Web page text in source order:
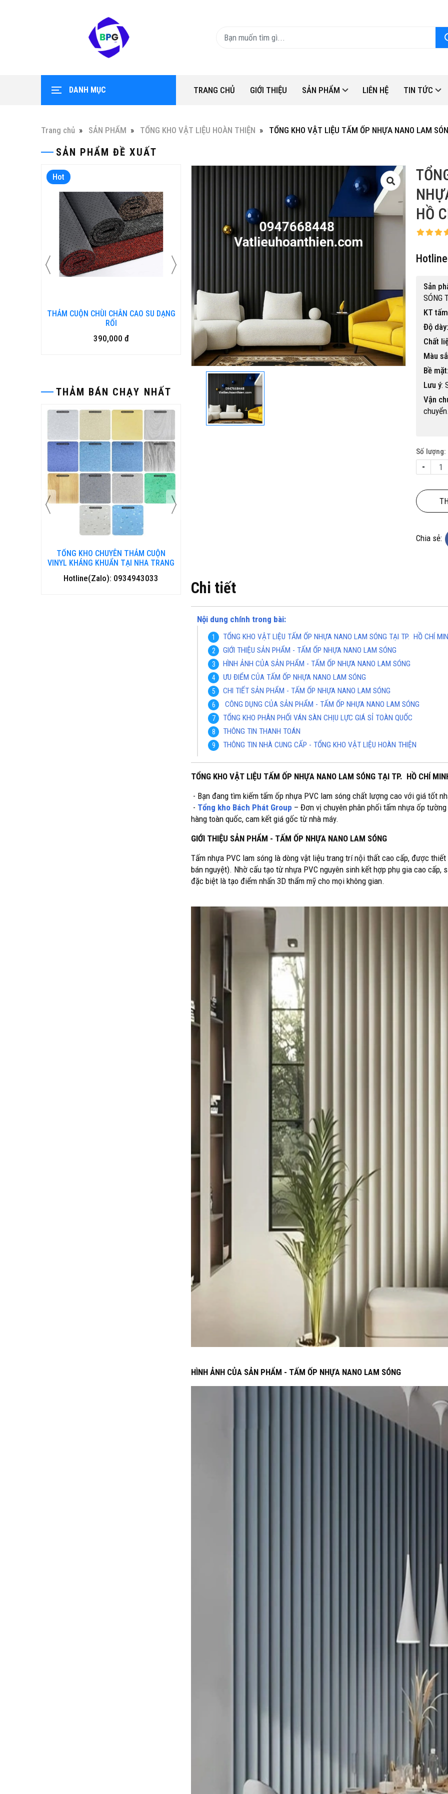
DANH MỤC TRANG CHỦ GIỚI THIỆU SẢN PHẨM LIÊN HỆ TIN TỨC
Trang chủ SẢN PHẨM TỔNG KHO VẬT LIỆU HOÀN THIỆN TỔNG KHO VẬT LIỆU TẤM ỐP NHỰA NANO LAM
SẢN PHẨM ĐỀ XUẤT
Hot
THẢM CUỘN CHÙI CHÂN CAO SU DẠNG
RỐI
390,000 đ
Bàn ghế gỗ nhựa ngoài trời BP-456
15,500,000 đ
THẢM BÁN CHẠY NHẤT
TỔNG KHO CHUYÊN THẢM CUỘN
VINYL KHÁNG KHUẨN TẠI NHA TRANG
Hotline(Zalo): 0934943033 Hotline(Zalo): 0934943033
HỒ
Sản
SÓNG
KT
Độ dày:
Chất
Màu
Bề mặt:
Lưu ý:
Vận
chuyển.
Số lượng:
-
Chia sẻ:
Chi tiết
Nội dung chính trong bài:
TỔNG KHO VẬT LIỆU TẤM ỐP NHỰA NANO LAM SÓNG TẠI TP. HỒ CHÍ
GIỚI THIỆU SẢN PHẨM - TẤM ỐP NHỰA NANO LAM SÓNG
HÌNH ẢNH CỦA SẢN PHẨM - TẤM ỐP NHỰA NANO LAM SÓNG
ƯU ĐIỂM CỦA TẤM ỐP NHỰA NANO LAM SÓNG
CHI TIẾT SẢN PHẨM - TẤM ỐP NHỰA NANO LAM SÓNG
CÔNG DỤNG CỦA SẢN PHẨM - TẤM ỐP NHỰA NANO LAM SÓNG
TỔNG KHO PHÂN PHỐI VÁN SÀN CHỊU LỰC GIÁ SỈ TOÀN QUỐC
THÔNG TIN THANH TOÁN
THÔNG TIN NHÀ CUNG CẤP - TỔNG KHO VẬT LIỆU HOÀN THIỆN
TỔNG KHO VẬT LIỆU TẤM ỐP NHỰA NANO LAM SÓNG TẠI TP. HỒ CHÍ
- Bạn đang tìm kiếm tấm ốp nhựa PVC lam sóng chất lượng cao với giá tốt
- Tổng kho Bách Phát Group – Đơn vị chuyên phân phối tấm nhựa ốp
hàng toàn quốc, cam kết giá gốc từ nhà máy.
GIỚI THIỆU SẢN PHẨM - TẤM ỐP NHỰA NANO LAM SÓNG
Tấm nhựa PVC lam sóng là dòng vật liệu trang trí nội thất cao cấp, được
bán nguyệt). Nhờ cấu tạo từ nhựa PVC nguyên sinh kết hợp phụ gia cao cấp,
đặc biệt là tạo điểm nhấn 3D thẩm mỹ cho mọi không gian.
HÌNH ẢNH CỦA SẢN PHẨM - TẤM ỐP NHỰA NANO LAM SÓNG